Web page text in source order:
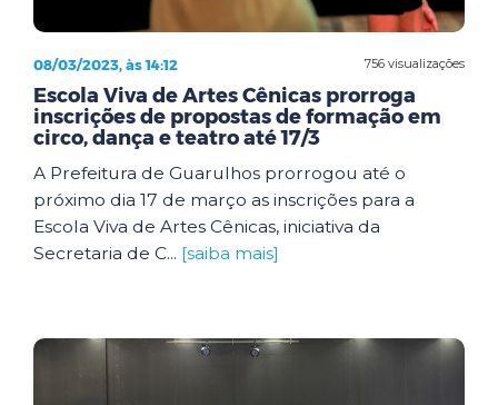
756 visualizações
08/03/2023, às 14:12
Escola Viva de Artes Cênicas prorroga
inscrições de propostas de formação em
circo, dança e teatro até 17/3
A Prefeitura de Guarulhos prorrogou até o
próximo dia 17 de março as inscrições para a
Escola Viva de Artes Cênicas, iniciativa da
Secretaria de C... [saiba mais]